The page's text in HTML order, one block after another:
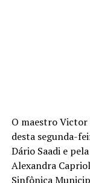
O maestro
desta segunda-
Dário Saadi e
Alexandra
Sinfônica